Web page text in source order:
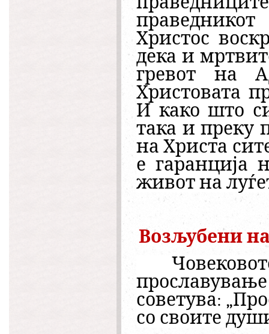
Христос
дека и
гревот на
Христовата
И како што
така и преку
на Христа
е гаранција
живот на
Возљубени
советува:
со своите